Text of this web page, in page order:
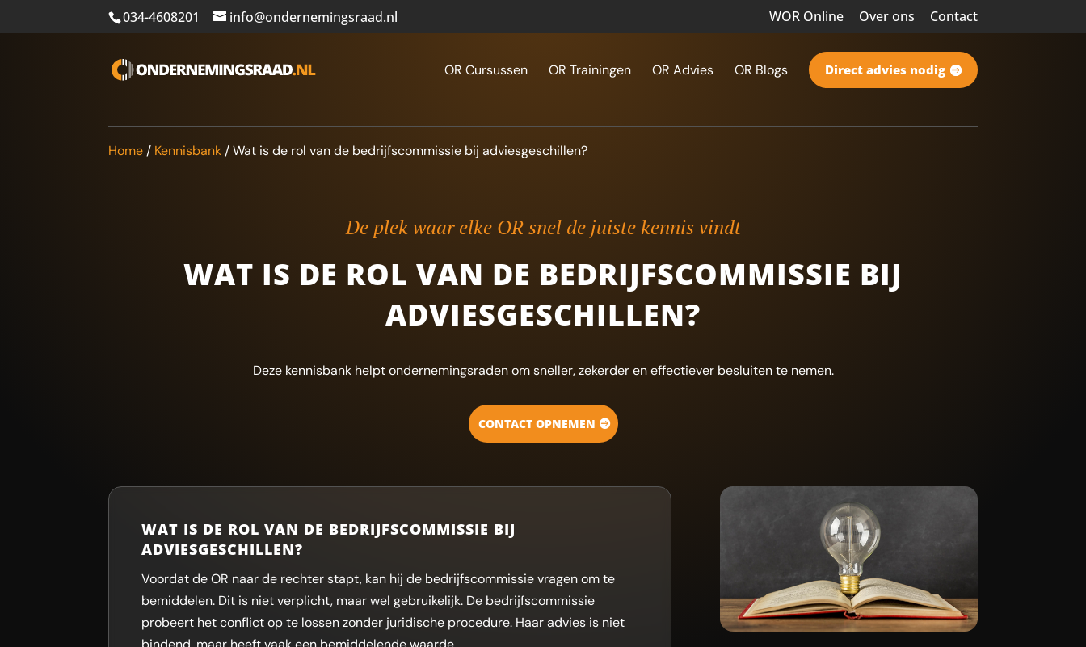
034-4608201 info@ondernemingsraad.nl WOR Online Over ons Contact
OR Cursussen OR Trainingen OR Advies OR Blogs Direct advies nodig
Home / Kennisbank /Wat is de rol van de bedrijfscommissie bij adviesgeschillen?
De plek waar elke OR snel de juiste kennis vindt
WAT IS DE ROL VAN DE BEDRIJFSCOMMISSIE BIJ
ADVIESGESCHILLEN?
Deze kennisbank helpt ondernemingsraden om sneller, zekerder en effectiever besluiten te nemen.
CONTACT OPNEMEN
WAT IS DE ROL VAN DE BEDRIJFSCOMMISSIE BIJ
ADVIESGESCHILLEN?
Voordat de OR naar de rechter stapt, kan hij de bedrijfscommissie vragen om te
bemiddelen. Dit is niet verplicht, maar wel gebruikelijk. De bedrijfscommissie
probeert het conflict op te lossen zonder juridische procedure. Haar advies is niet